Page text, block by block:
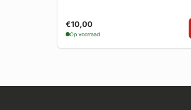
€10,00
Op voorraad